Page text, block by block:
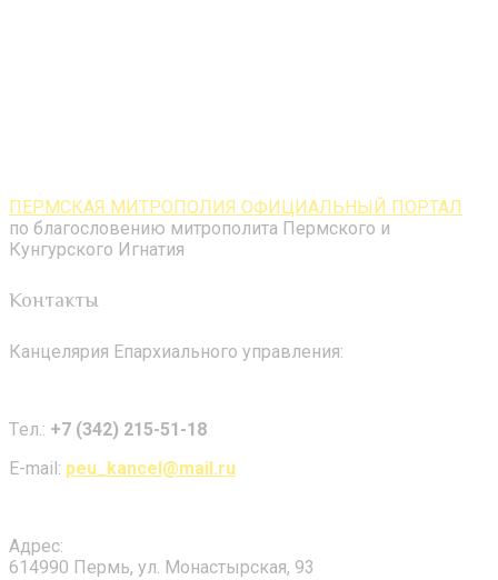
ПЕРМСКАЯ МИТРОПОЛИЯ ОФИЦИАЛЬНЫЙ ПОРТАЛ
по благословению митрополита Пермского и
Кунгурского Игнатия
Контакты
Канцелярия Епархиального управления:
Tел.: +7 (342) 215-51-18
E-mail: peu_kancel@mail.ru
Адрес:
614990 Пермь, ул. Монастырская, 93